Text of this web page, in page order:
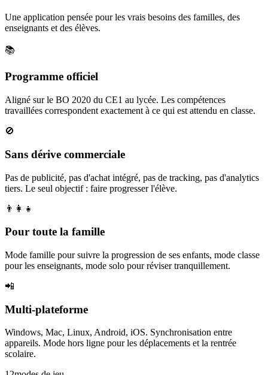
Une application pensée pour les vrais besoins des familles, des
enseignants et des élèves.
📚
Programme officiel
Aligné sur le BO 2020 du CE1 au lycée. Les compétences
travaillées correspondent exactement à ce qui est attendu en classe.
🚫
Sans dérive commerciale
Pas de publicité, pas d'achat intégré, pas de tracking, pas d'analytics
tiers. Le seul objectif : faire progresser l'élève.
👨‍👩‍👧
Pour toute la famille
Mode famille pour suivre la progression de ses enfants, mode classe
pour les enseignants, mode solo pour réviser tranquillement.
📲
Multi-plateforme
Windows, Mac, Linux, Android, iOS. Synchronisation entre
appareils. Mode hors ligne pour les déplacements et la rentrée
scolaire.